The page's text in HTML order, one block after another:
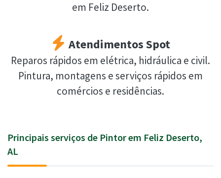
em Feliz Deserto.
Atendimentos Spot
Reparos rápidos em elétrica, hidráulica e civil.
Pintura, montagens e serviços rápidos em
comércios e residências.
Principais serviços de Pintor em Feliz Deserto,
AL